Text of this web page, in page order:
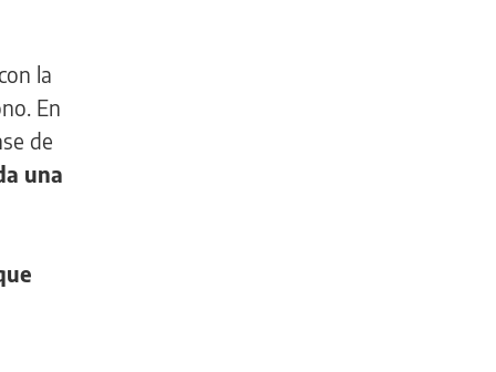
la
En
de
una